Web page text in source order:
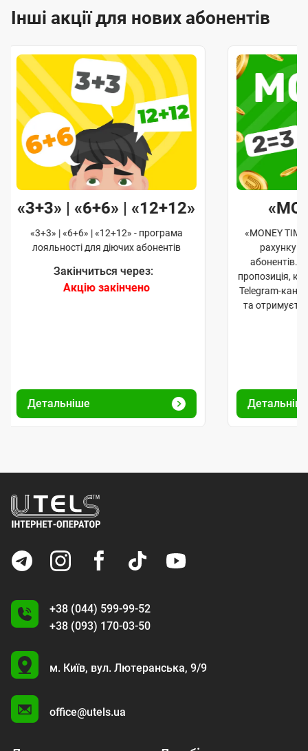
Інші акції для нових абонентів
«3+3» | «6+6» | «12+12»
«3+3» | «6+6» | «12+12» - програма
лояльності для діючих абонентів
Закінчиться через:
Акцію закінчено
Детальніше
«MONEY
рахунку
абонентів.
пропозиція,
Telegram-
та
+38 (044) 599-99-52
+38 (093) 170-03-50
U
м. Київ, вул. Лютеранська, 9/9
office@utels.ua